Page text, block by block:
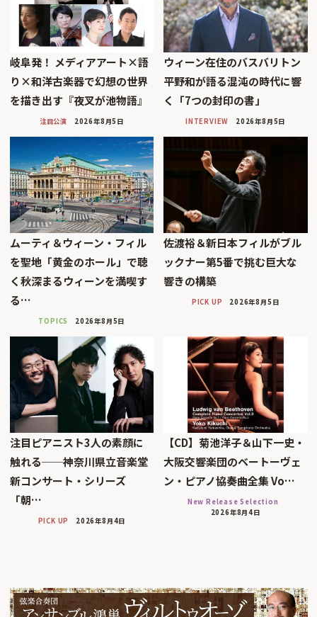
岐阜発！ メディアアート×語
り×和洋古楽器で幻想の世界
を描き出す『夜叉が池物語』
注目公演 2026年8月5日
ウィーン在住のバスバリトン
平野和が語る混沌の時代に響
く「7つの封印の書」
INTERVIEW 2026年8月5日
ムーティ＆ウィーン・フィル
を聖地「黄金のホール」で聴
く秋深まるウィーンを満喫す
る…
TOPICS 2026年8月5日
佐渡裕＆新日本フィルがブル
ックナー第5番で挑む巨大な
響きの構築
PICK UP 2026年8月5日
注目ピアニスト3人の素顔に
触れる──神奈川県立音楽堂
新コンサート・シリーズ
「朝…
PICK UP 2026年8月4日
【CD】菊池洋子＆山下一史・
大阪交響楽団のベートーヴェ
ン・ピアノ協奏曲全集 Vo…
New Release Selection
2026年8月4日